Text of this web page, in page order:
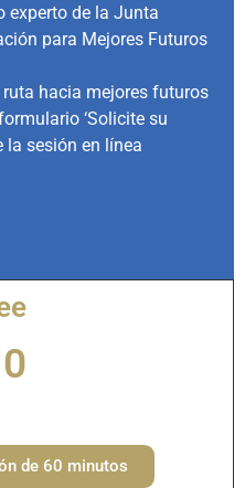
experto de la Junta
para Mejores Futuros
hacia mejores futuros
‘Solicite su
la sesión en línea
de 60 minutos